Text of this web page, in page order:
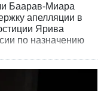
Баарав-Миара
апелляции в
Ярива
по назначению
своего